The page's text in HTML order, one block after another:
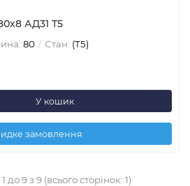
АД31 Т5
80 Стан: (Т5)
У кошик
замовлення
до 9 з 9 (всього сторінок: 1)